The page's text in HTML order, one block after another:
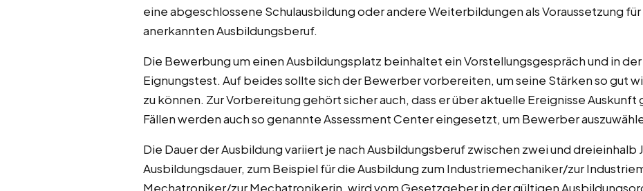
eine abgeschlossene Schulausbildung oder andere Weiterbildungen als Voraussetzung
anerkannten Ausbildungsberuf.
Die Bewerbung um einen Ausbildungsplatz beinhaltet ein Vorstellungsgespräch und in der
Eignungstest. Auf beides sollte sich der Bewerber vorbereiten, um seine Stärken so gut
zu können. Zur Vorbereitung gehört sicher auch, dass er über aktuelle Ereignisse Auskunft
Fällen werden auch so genannte Assessment Center eingesetzt, um Bewerber
Die Dauer der Ausbildung variiert je nach Ausbildungsberuf zwischen zwei und dreieinhalb
Ausbildungsdauer, zum Beispiel für die Ausbildung zum Industriemechaniker/zur
Mechatroniker/zur Mechatronikerin, wird vom Gesetzgeber in der gültigen